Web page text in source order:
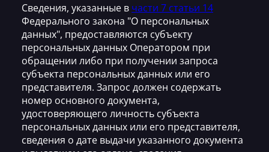
Сведения, указанные в части 7 статьи 14
Федерального закона "О персональных
данных", предоставляются субъекту
персональных данных Оператором при
обращении либо при получении запроса
субъекта персональных данных или его
представителя. Запрос должен содержать
номер основного документа,
удостоверяющего личность субъекта
персональных данных или его представителя,
сведения о дате выдачи указанного документа